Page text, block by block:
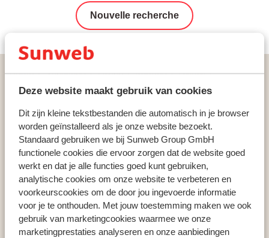
Deze website maakt gebruik van cookies
Dit zijn kleine tekstbestanden die automatisch in je browser
worden geïnstalleerd als je onze website bezoekt.
Standaard gebruiken we bij Sunweb Group GmbH
functionele cookies die ervoor zorgen dat de website goed
werkt en dat je alle functies goed kunt gebruiken,
analytische cookies om onze website te verbeteren en
voorkeurscookies om de door jou ingevoerde informatie
voor je te onthouden. Met jouw toestemming maken we ook
gebruik van marketingcookies waarmee we onze
marketingprestaties analyseren en onze aanbiedingen
Nouvelle recherche
Home Vacances Grèce Rhodes
Faliraki
Hôtel Casa Cabana
Pays populaires
Espagne
Grèce
Égypte